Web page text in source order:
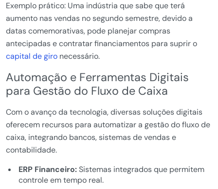
Exemplo prático: Uma indústria que sabe que terá
aumento nas vendas no segundo semestre, devido a
datas comemorativas, pode planejar compras
antecipadas e contratar financiamentos para suprir o
capital de giro necessário.
Automação e Ferramentas Digitais
para Gestão do Fluxo de Caixa
Com o avanço da tecnologia, diversas soluções digitais
oferecem recursos para automatizar a gestão do fluxo de
caixa, integrando bancos, sistemas de vendas e
contabilidade.
ERP Financeiro:Sistemas integrados que permitem
controle em tempo real.